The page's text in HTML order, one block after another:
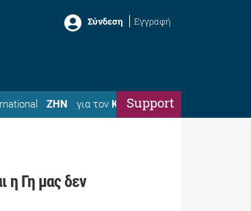
Σύνδεση Εγγραφή
ΖΗΝ για τον ΚώσταSupport
η Γη μας δεν